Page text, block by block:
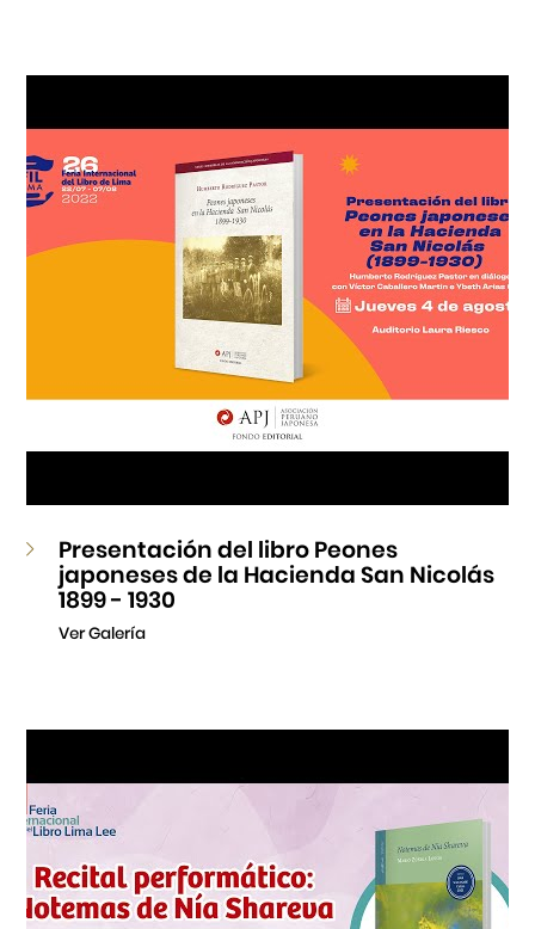
Presentación del libro Peones
japoneses de la Hacienda San Nicolás
1899 - 1930
Ver Galería